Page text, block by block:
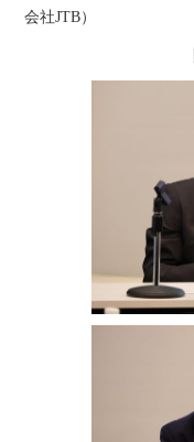
会社JTB）